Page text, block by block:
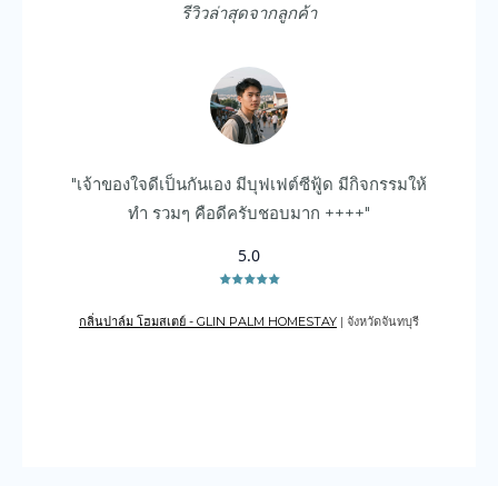
รีวิวล่าสุดจากลูกค้า
"เจ้าของใจดีเป็นกันเอง มีบุฟเฟต์ซีฟู้ด มีกิจกรรมให้
ทำ รวมๆ คือดีครับชอบมาก ++++"
5.0
กลิ่นปาล์ม โฮมสเตย์ - GLIN PALM HOMESTAY | จังหวัดจันทบุรี